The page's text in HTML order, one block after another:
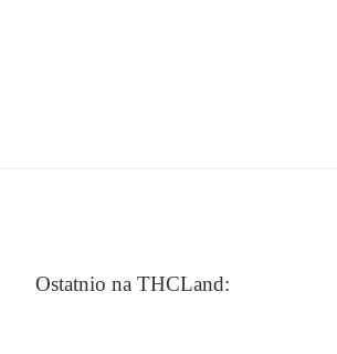
Ostatnio na THCLand: